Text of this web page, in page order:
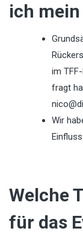
ich
im
fragt
Wir
Welche
für das